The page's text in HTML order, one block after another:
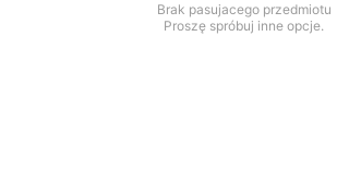
Brak pasujacego przedmiotu
Proszę spróbuj inne opcje.